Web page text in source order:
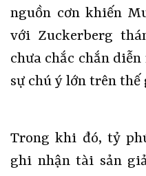
nguồn cơn khiến
với Zuckerberg
chưa chắc chắn
sự chú ý lớn trên thế
Trong khi đó, tỷ
ghi nhận tài sản